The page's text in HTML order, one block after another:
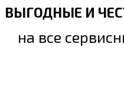
ВЫГОДНЫЕ И
на все